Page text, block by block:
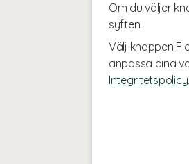
Om du väljer
syften.
Välj knappen
anpassa dina
Integritetspolicy.